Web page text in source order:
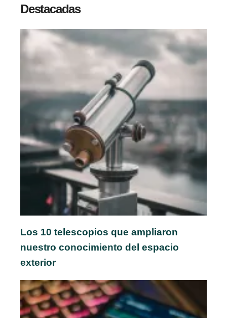
Destacadas
Los 10 telescopios que ampliaron
nuestro conocimiento del espacio
exterior